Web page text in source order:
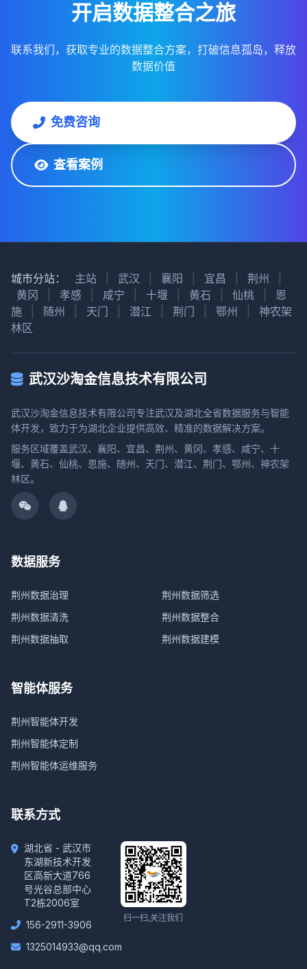
开启数据整合之旅
联系我们，获取专业的数据整合方案，打破信息孤岛，释放
数据价值
免费咨询
查看案例
城市分站： 主站 武汉 襄阳 宜昌 荆州
黄冈
孝感 咸宁 十堰 黄石 仙桃
恩
施
随州 天门 潜江 荆门 鄂州
神农架
林区
武汉沙淘金信息技术有限公司
武汉沙淘金信息技术有限公司专注武汉及湖北全省数据服务与智能
体开发，致力于为湖北企业提供高效、精准的数据解决方案。
服务区域覆盖武汉、襄阳、宜昌、荆州、黄冈、孝感、咸宁、十
堰、黄石、仙桃、恩施、随州、天门、潜江、荆门、鄂州、神农架
林区。
数据服务
荆州数据治理
荆州数据筛选
荆州数据清洗
荆州数据整合
荆州数据抽取
荆州数据建模
智能体服务
荆州智能体开发
荆州智能体定制
荆州智能体运维服务
联系方式
湖北省 - 武汉市
东湖新技术开发
区高新大道766
号光谷总部中心
T2栋2006室
156-2911-3906
1325014933@qq.com
扫一扫,关注我们